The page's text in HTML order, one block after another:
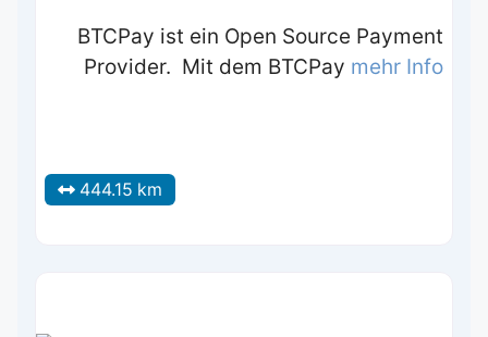
BTCPay ist ein Open Source Payment
Provider. Mit dem BTCPay mehr Info
444.15 km